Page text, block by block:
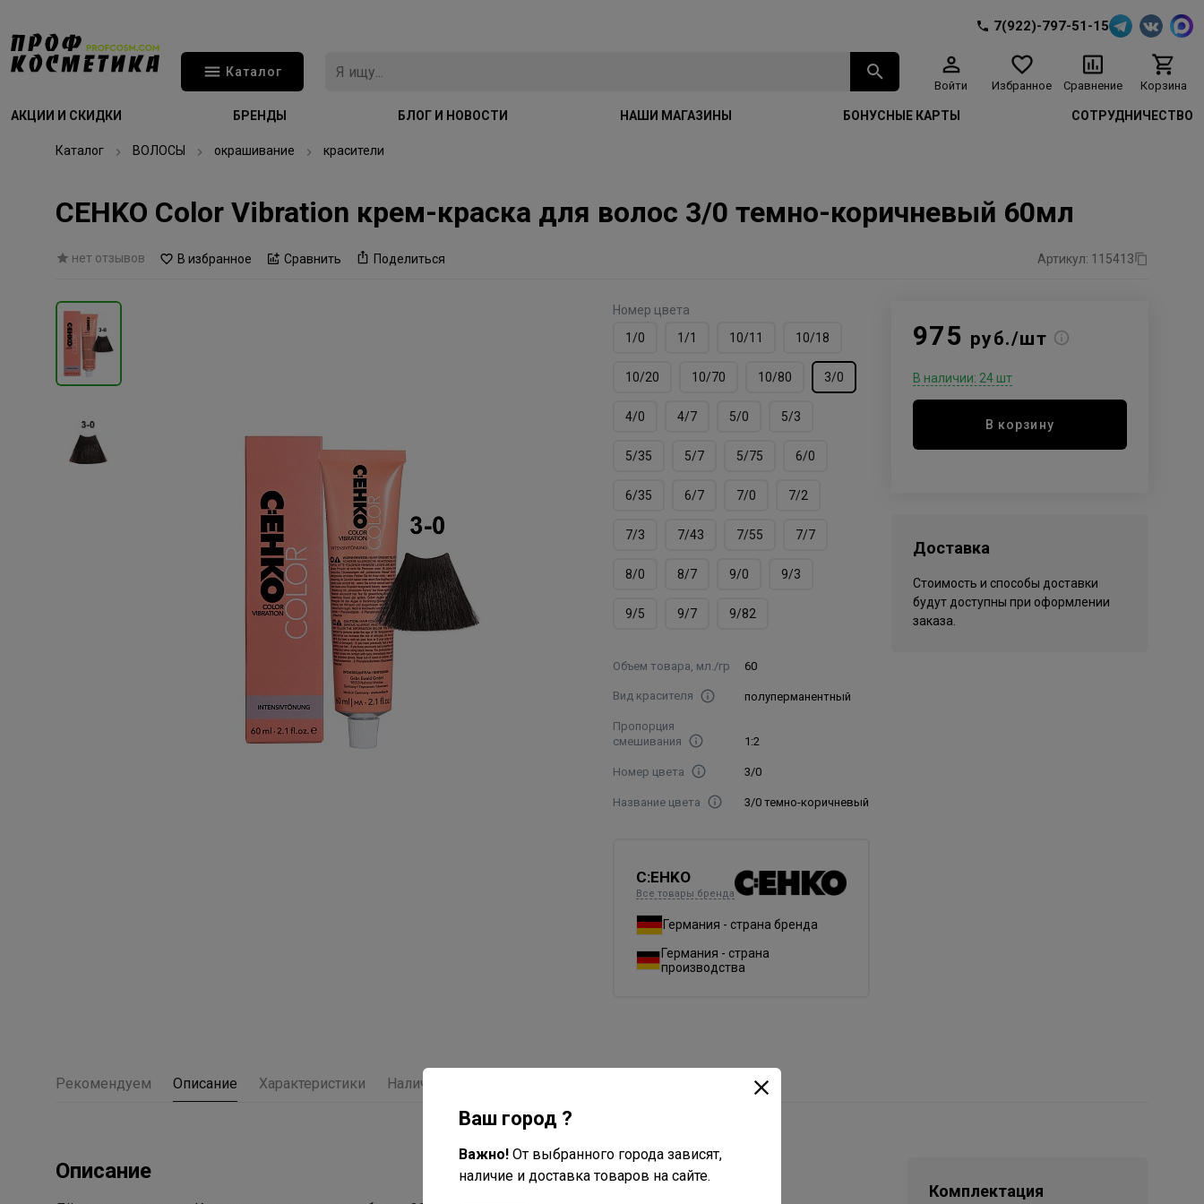
7(922)-797-51-15
Каталог
Войти Избранное Сравнение Корзина
АКЦИИ И СКИДКИ БРЕНДЫ БЛОГ И НОВОСТИ НАШИ МАГАЗИНЫ БОНУСНЫЕ КАРТЫ СОТРУДНИЧЕСТВО
Каталог ВОЛОСЫ окрашивание красители
CEHKO Color Vibration крем-краска для волос 3/0 темно-коричневый 60мл
нет отзывов В избранное Сравнить Поделиться Артикул: 115413
Номер цвета
1/0
1/1 10/11 10/18
10/20 10/70 10/80 3/0
4/0 4/7 5/0 5/3
5/35 5/7 5/75 6/0
6/35 6/7 7/0 7/2
7/3 7/43 7/55 7/7
8/0 8/7 9/0 9/3
9/5 9/7 9/82
Объем товара, мл./гр 60
Вид красителя полуперманентный
Пропорция
смешивания
1:2
Номер цвета 3/0
Название цвета 3/0 темно-коричневый
C:EHKO
Все товары бренда
Германия - страна бренда
Германия - страна
производства
975 руб./шт
В наличии: 24 шт
В корзину
Доставка
Стоимость и способы доставки
будут доступны при оформлении
заказа.
Рекомендуем Описание Характеристики Наличие
Описание
Комплектация
Ваш город ?
Важно! От выбранного города зависят,
наличие и доставка товаров на сайте.